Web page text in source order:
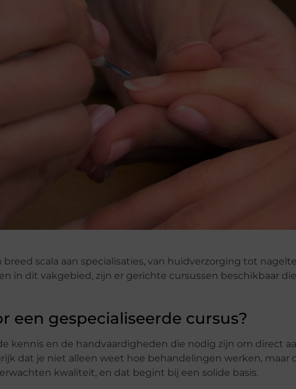
scala aan specialisaties, van huidverzorging tot
in dit vakgebied, zijn er gerichte cursussen beschikbaar
een gespecialiseerde cursus?
kennis en de handvaardigheden die nodig zijn om direct
dat je niet alleen weet hoe behandelingen werken, maar
kwaliteit, en dat begint bij een solide basis.